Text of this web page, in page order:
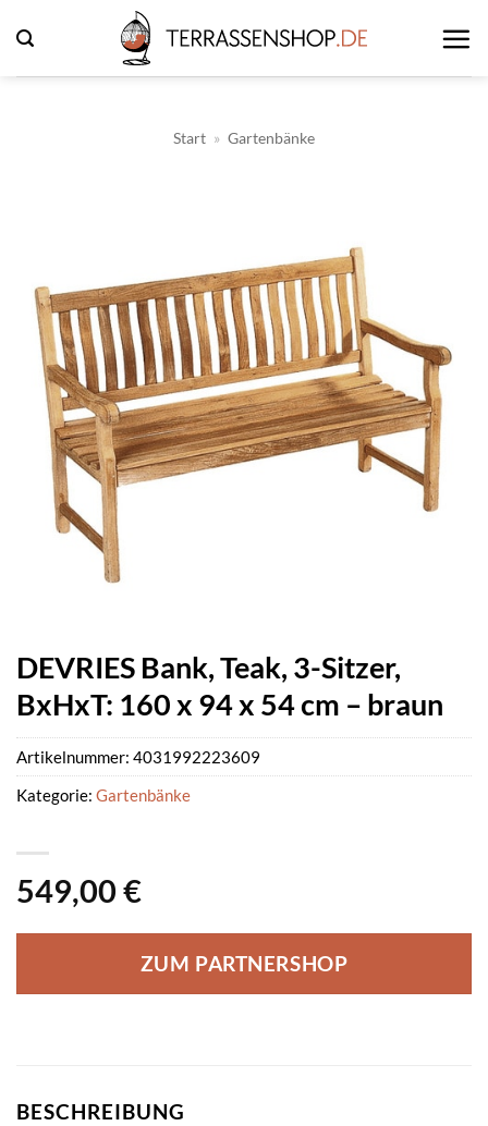
Inhalt
springen
Start » Gartenbänke
DEVRIES Bank, Teak, 3-Sitzer,
BxHxT: 160 x 94 x 54 cm – braun
549,00 €
ZUM PARTNERSHOP
Artikelnummer: 4031992223609
Kategorie: Gartenbänke
BESCHREIBUNG